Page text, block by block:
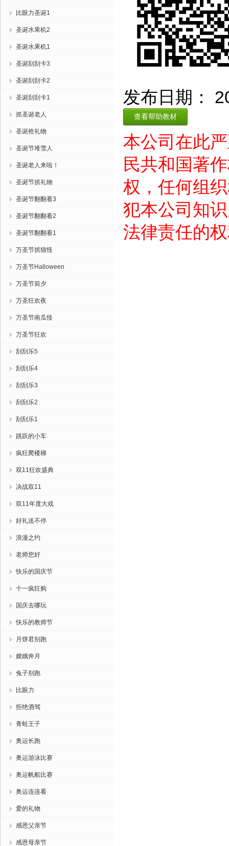
比眼力圣诞1
圣诞水果机2
圣诞水果机1
圣诞刮刮卡3
圣诞刮刮卡2
圣诞刮刮卡1
抓圣诞老人
圣诞抢礼物
圣诞节堆雪人
圣诞老人来啦！
圣诞节抓礼物
圣诞节翻翻看3
圣诞节翻翻看2
圣诞节翻翻看1
万圣节抓猫怪
万圣节Halloween
万圣节前夕
万圣狂欢夜
万圣节南瓜怪
万圣节狂欢
刮刮乐5
刮刮乐4
刮刮乐3
刮刮乐2
刮刮乐1
跳跃的小车
疯狂爬楼梯
双11狂欢盛典
决战双11
双11年度大戏
好礼送不停
浪漫之约
老师您好
快乐的国庆节
十一疯狂购
国庆去哪玩
快乐的教师节
月饼君别跑
嫦娥奔月
兔子别跑
比眼力
拒绝酒驾
青蛙王子
奥运长跑
奥运游泳比赛
奥运帆船比赛
奥运连连看
爱的礼物
感恩父亲节
感恩母亲节
发布日期：
查看帮助教材
本公司在此
民共和国著
权，任何组
犯本公司知
法律责任的